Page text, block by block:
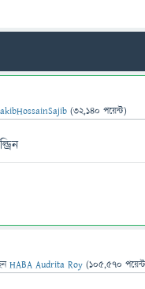
(32,140 পয়েন্ট)
HABA Audrita Roy (105,570